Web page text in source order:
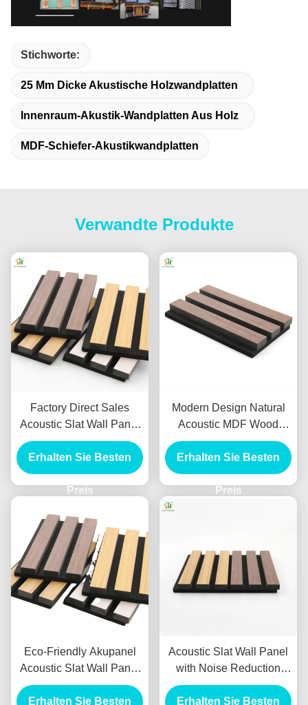
Stichworte:
25 Mm Dicke Akustische Holzwandplatten
Innenraum-Akustik-Wandplatten Aus Holz
MDF-Schiefer-Akustikwandplatten
Verwandte Produkte
Factory Direct Sales
Acoustic Slat Wall Panel
with 550kg/m3 ~
880kg/m3 Density and 3D
Model Design for Modern
Indoor Spaces
Erhalten Sie Besten
Preis
Modern Design Natural
Acoustic MDF Wood
Panel Sunhouse
Akupanel Wooden
Veneer Slat Wall Panels
with Noise Reduction
Erhalten Sie Besten
Preis
Eco-Friendly Akupanel
Acoustic Slat Wall Panel
with 550kg/m3 ~
880kg/m3 Density and
Erhalten Sie Besten
Acoustic Slat Wall Panel
with Noise Reduction
Coefficient 1.1 More Than
5 Years Warranty and 3D
Erhalten Sie Besten